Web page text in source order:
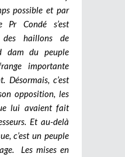
possible et par
Pr Condé s’est
des haillons de
dam du peuple
importante
Désormais, c’est
opposition, les
lui avaient fait
Et au-delà
c’est un peuple
Les mises en